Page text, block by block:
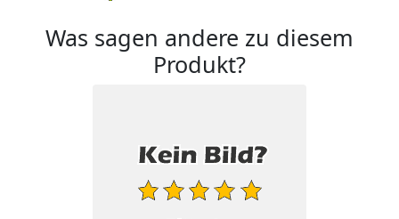
Was sagen andere zu diesem
Produkt?